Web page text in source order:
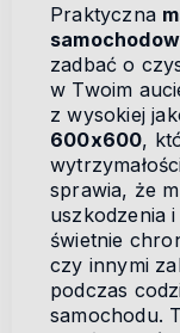
Praktyczna
zadbać o
w Twoim
z wysokiej
600x600,
sprawia, że
uszkodzenia
świetnie
czy innymi
podczas
samochodu.